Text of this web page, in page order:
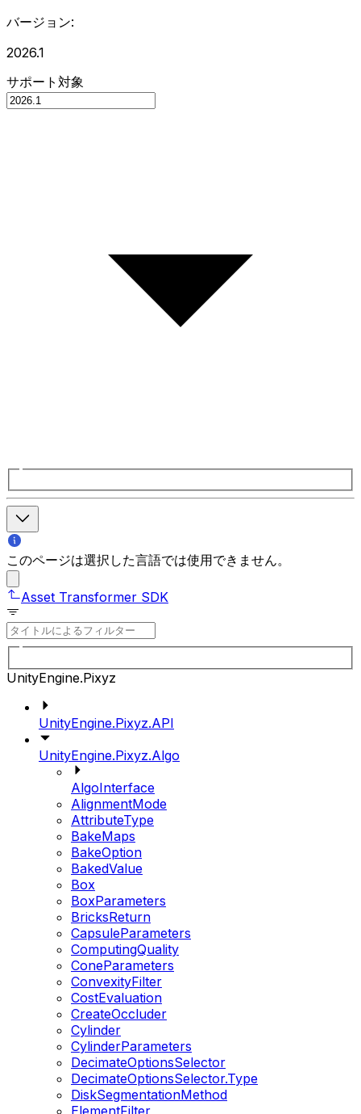
バージョン:
2026.1
サポート対象
このページは選択した言語では使用できません。
Asset Transformer SDK
UnityEngine.Pixyz
UnityEngine.Pixyz.API
UnityEngine.Pixyz.Algo
AlgoInterface
AlignmentMode
AttributeType
BakeMaps
BakeOption
BakedValue
Box
BoxParameters
BricksReturn
CapsuleParameters
ComputingQuality
ConeParameters
ConvexityFilter
CostEvaluation
CreateOccluder
Cylinder
CylinderParameters
DecimateOptionsSelector
DecimateOptionsSelector.Type
DiskSegmentationMethod
ElementFilter